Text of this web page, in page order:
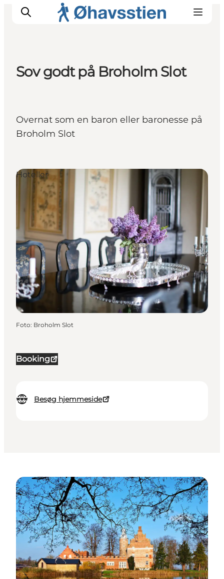
Planlægning
Sov godt på Broholm Slot
Overnat som en baron eller baronesse på
Broholm Slot
Booking
Besøg hjemmeside
Hoteller
Foto: Broholm Slot